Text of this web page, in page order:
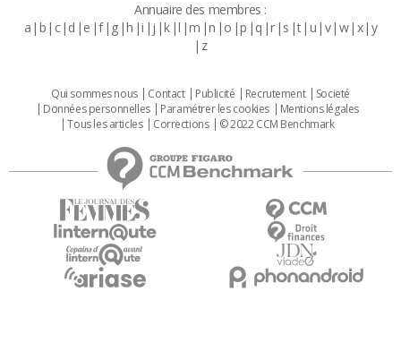
Annuaire des membres :
a b c d e f g h i j k l m n o p q r s t u v w x y
z
Qui sommes nous Contact Publicité Recrutement
Societé
Données personnelles
Paramétrer les cookies
Mentions légales
Tous les articles
Corrections © 2022 CCM Benchmark